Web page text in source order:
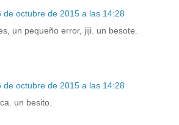
de octubre de 2015 a las 14:28
un pequeño error, jiji. un besote.
de octubre de 2015 a las 14:28
un besito.